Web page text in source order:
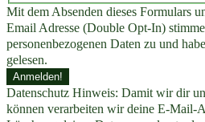
Mit dem Absenden dieses Formulars
Email Adresse (Double Opt-In)
personenbezogenen Daten zu und
gelesen.
Datenschutz Hinweis: Damit wir dir
können verarbeiten wir deine E-Mail-